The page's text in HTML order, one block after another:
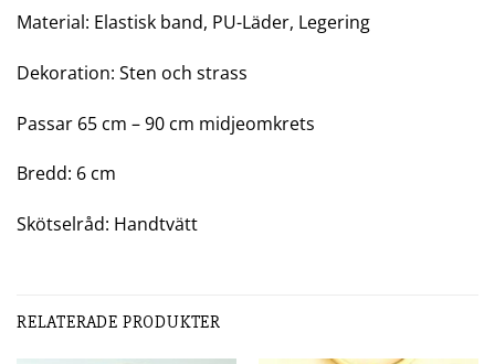
Material: Elastisk band, PU-Läder, Legering
Dekoration: Sten och strass
Passar 65 cm – 90 cm midjeomkrets
Bredd: 6 cm
Skötselråd: Handtvätt
RELATERADE PRODUKTER